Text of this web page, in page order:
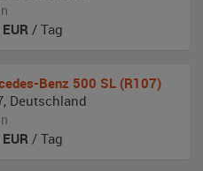
EUR / Tag
Benz 500 SL (R107)
, Deutschland
EUR / Tag